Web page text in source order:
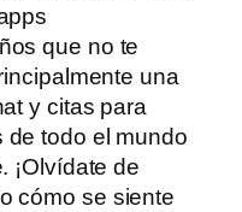
que no te
una
y citas para
todo el mundo
¡Olvídate de
cómo se siente